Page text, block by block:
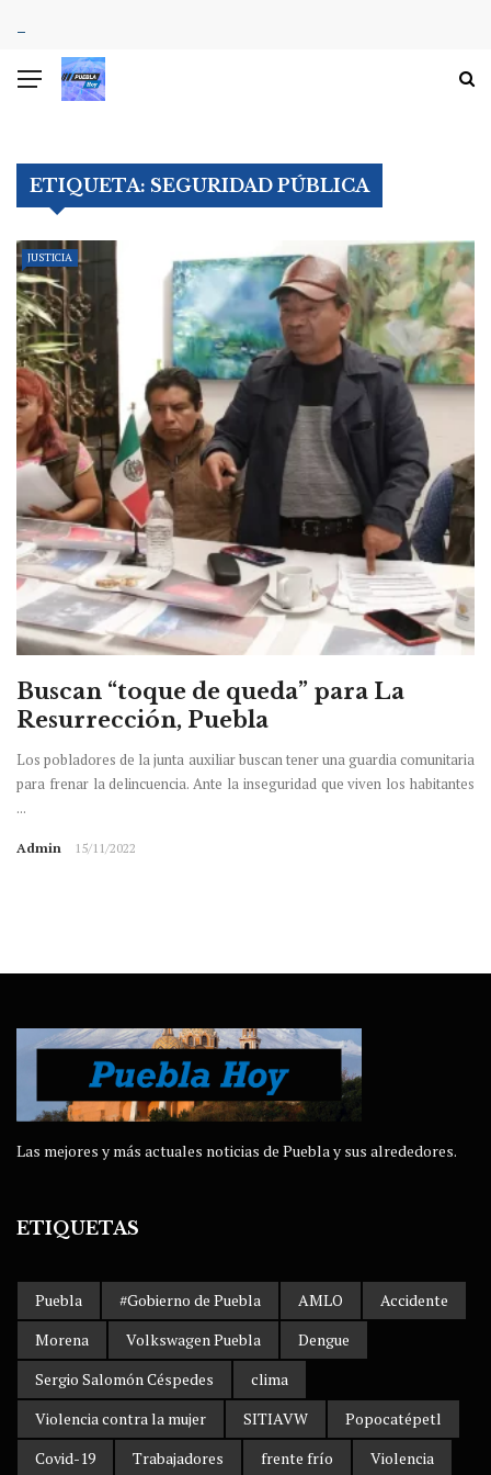
ETIQUETA: SEGURIDAD PÚBLICA
JUSTICIA
Buscan “toque de queda” para La
Resurrección, Puebla
Los pobladores de la junta auxiliar buscan tener una guardia comunitaria
para frenar la delincuencia. Ante la inseguridad que viven los habitantes
...
Admin 15/11/2022
Las mejores y más actuales noticias de Puebla y sus alrededores.
ETIQUETAS
Puebla #Gobierno de Puebla AMLO
Accidente
Morena
Volkswagen Puebla
Dengue
Sergio Salomón Céspedes
clima
Violencia contra la mujer
SITIAVW
Popocatépetl
Covid-19
Trabajadores frente frío Violencia